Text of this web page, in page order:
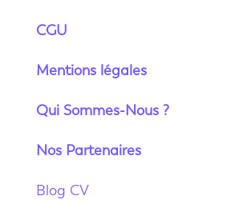
CGU
Mentions légales
Qui Sommes-Nous ?
Nos Partenaires
Blog CV